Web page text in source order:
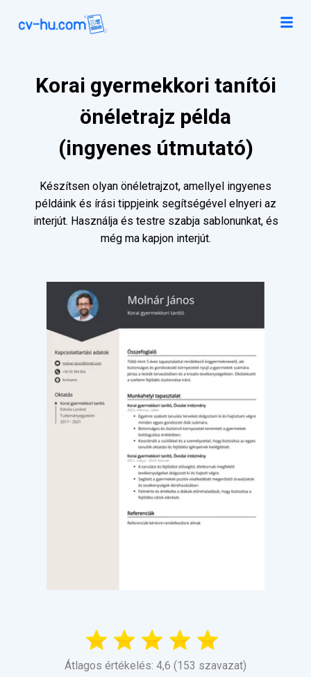
Korai gyermekkori tanítói
önéletrajz példa
(ingyenes útmutató)
Készítsen olyan önéletrajzot, amellyel ingyenes
példáink és írási tippjeink segítségével elnyeri az
interjút. Használja és testre szabja sablonunkat, és
még ma kapjon interjút.
Átlagos értékelés: 4,6 (153 szavazat)